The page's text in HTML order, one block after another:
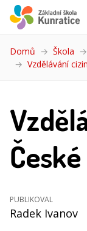
Domů Škola
Vzdělávání
PUBLIKOVAL
Radek Ivanov